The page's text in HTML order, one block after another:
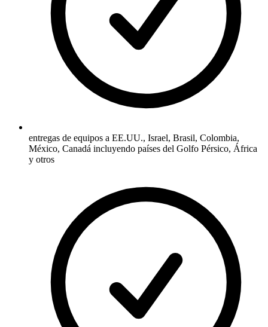
entregas de equipos a EE.UU., Israel, Brasil, Colombia,
México, Canadá incluyendo países del Golfo Pérsico, África
y otros